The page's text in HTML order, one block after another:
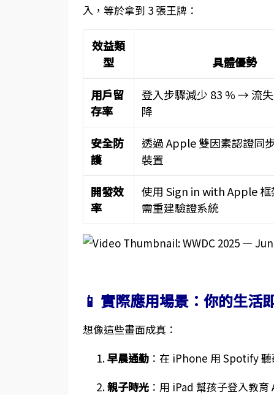
入，等於拿到 3 張王牌：
效益類
型
具體優勢
用戶留
存率
登入步驟減少 83 % → 流
降
安全防
護
透過 Apple 雙因素認證同
裝置
開發效
率
使用 Sign in with Apple 框
需重建驗證系統
📱 實際應用場景：你的生活
想像這些畫面成真：
早晨通勤：在 iPhone 用 Spotify
親子時光：用 iPad 幫孩子登入教